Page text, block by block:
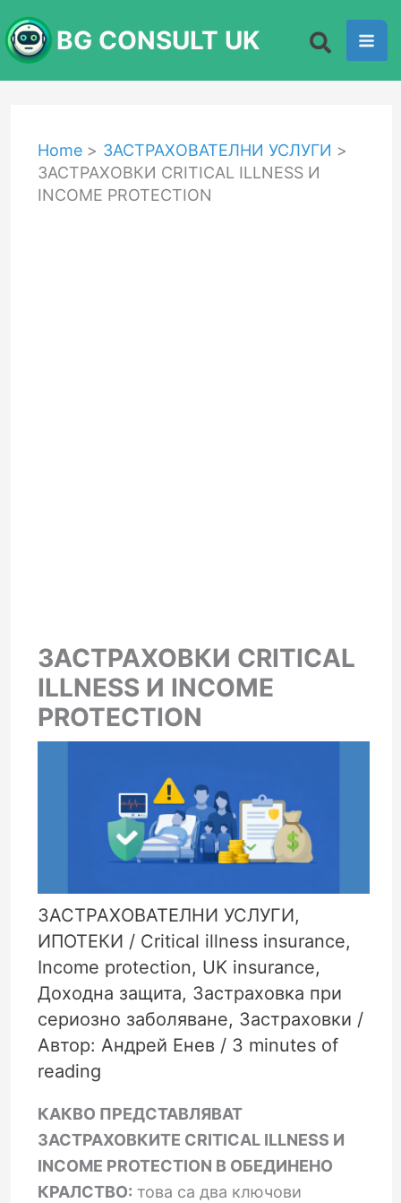
to
content
BG CONSULT UK
Home
ЗАСТРАХОВАТЕЛНИ УСЛУГИ
ЗАСТРАХОВКИ CRITICAL ILLNESS И
INCOME PROTECTION
ЗАСТРАХОВКИ CRITICAL
ILLNESS И INCOME
PROTECTION
ЗАСТРАХОВАТЕЛНИ УСЛУГИ,
ИПОТЕКИ / Critical illness insurance,
Income protection, UK insurance,
Доходна защита, Застраховка при
сериозно заболяване, Застраховки /
Автор: Андрей Енев / 3 minutes of
reading
КАКВО ПРЕДСТАВЛЯВАТ
ЗАСТРАХОВКИТЕ CRITICAL ILLNESS И
INCOME PROTECTION В ОБЕДИНЕНО
КРАЛСТВО: това са два ключови